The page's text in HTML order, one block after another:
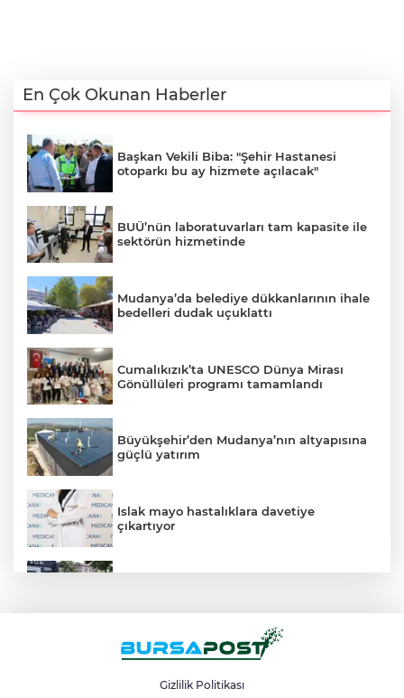
En Çok Okunan Haberler
Başkan Vekili Biba: "Şehir Hastanesi
otoparkı bu ay hizmete açılacak"
BUÜ’nün laboratuvarları tam kapasite ile
sektörün hizmetinde
Mudanya’da belediye dükkanlarının ihale
bedelleri dudak uçuklattı
Cumalıkızık’ta UNESCO Dünya Mirası
Gönüllüleri programı tamamlandı
Büyükşehir’den Mudanya’nın altyapısına
güçlü yatırım
Islak mayo hastalıklara davetiye
çıkartıyor
Başkan Erol, Kestel’in kalbi Aile
Gizlilik Politikası